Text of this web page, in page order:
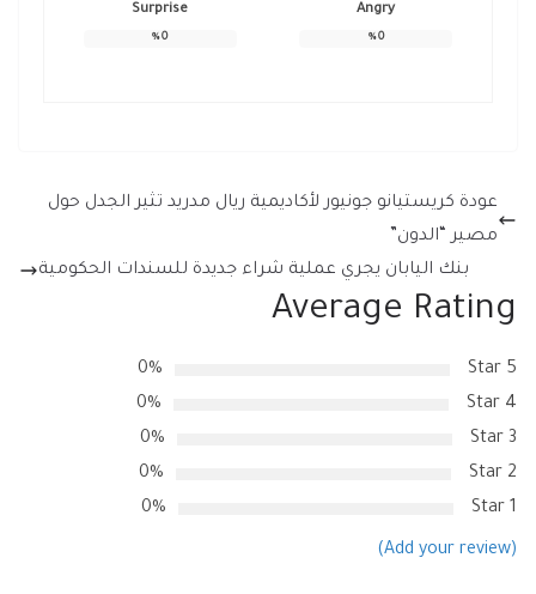
Angry
0
%
Surprise
0
%
عودة كريستيانو جونيور لأكاديمية ريال مدريد تثير الجدل حول
مصير “الدون”
بنك اليابان يجري عملية شراء جديدة للسندات الحكومية
Average Rating
5 Star
0%
4 Star
0%
3 Star
0%
2 Star
0%
1 Star
0%
(Add your review)